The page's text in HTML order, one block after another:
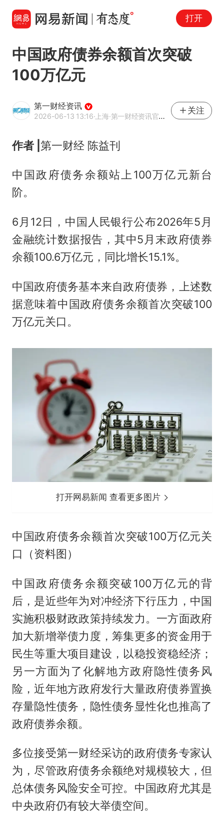
打开
中国政府债券余额首次突破
100万亿元
第一财经资讯
2026-06-13 13:16·上海·第一财经资讯官方网易号
关注
作者 | 第一财经 陈益刊
中国政府债务余额站上100万亿元新台
阶。
6月12日，中国人民银行公布2026年5月
金融统计数据报告，其中5月末政府债券
余额100.6万亿元，同比增长15.1%。
中国政府债务基本来自政府债券，上述数
据意味着中国政府债务余额首次突破100
万亿元关口。
打开网易新闻 查看更多图片
中国政府债务余额首次突破100万亿元关
口（资料图）
中国政府债务余额突破100万亿元的背
后，是近些年为对冲经济下行压力，中国
实施积极财政政策持续发力。一方面政府
加大新增举债力度，筹集更多的资金用于
民生等重大项目建设，以稳投资稳经济；
另一方面为了化解地方政府隐性债务风
险，近年地方政府发行大量政府债券置换
存量隐性债务，隐性债务显性化也推高了
政府债券余额。
多位接受第一财经采访的政府债务专家认
为，尽管政府债务余额绝对规模较大，但
总体债务风险安全可控。中国政府尤其是
中央政府仍有较大举债空间。